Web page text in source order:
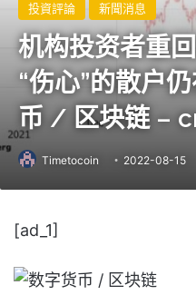
投資評論 新聞消息
机构投资者重
“伤心”的散户
币 / 区块链 –
Timetocoin 2022-08-15
[ad_1]